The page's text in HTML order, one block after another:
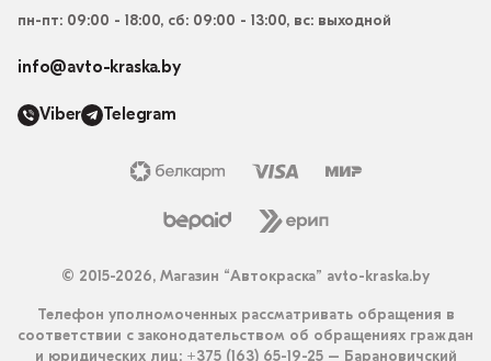
пн-пт: 09:00 - 18:00, сб: 09:00 - 13:00, вс: выходной
info@avto-kraska.by
Viber Telegram
© 2015-2026, Магазин “Автокраска” avto-kraska.by
Телефон уполномоченных рассматривать обращения в
соответствии с законодательством об обращениях граждан
и юридических лиц: +375 (163) 65-19-25 – Барановичский